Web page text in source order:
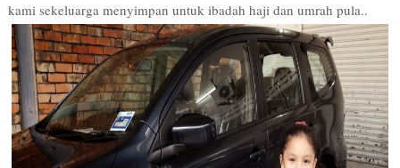
kami sekeluarga menyimpan untuk ibadah haji dan umrah pula..